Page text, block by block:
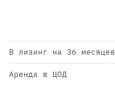
В лизинг на 36 месяцев
Аренда в ЦОД